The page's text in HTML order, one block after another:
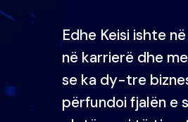
Edhe Keisi ishte
në karrierë dhe
se ka dy-tre
përfundoi fjalën e